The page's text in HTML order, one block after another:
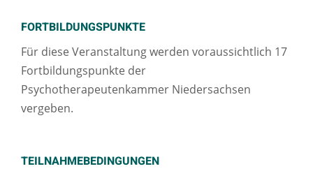
FORTBILDUNGSPUNKTE
Für diese Veranstaltung werden voraussichtlich 17
Fortbildungspunkte der
Psychotherapeutenkammer Niedersachsen
vergeben.
TEILNAHMEBEDINGUNGEN